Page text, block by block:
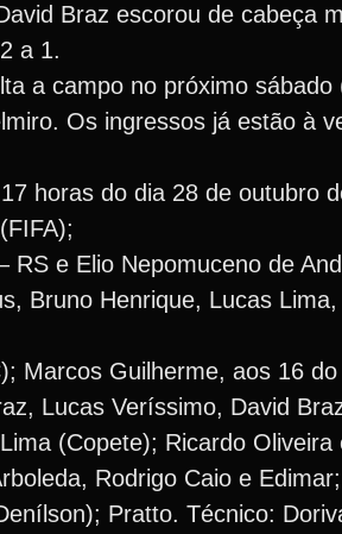
Braz escorou de cabeça
a 1.
a campo no próximo
Os ingressos já estão à
horas do dia 28 de outubro
RS e Elio Nepomuceno de
Bruno Henrique, Lucas
Marcos Guilherme, aos 16
Lucas Veríssimo, David
(Copete); Ricardo
Rodrigo Caio e
Pratto. Técnico: